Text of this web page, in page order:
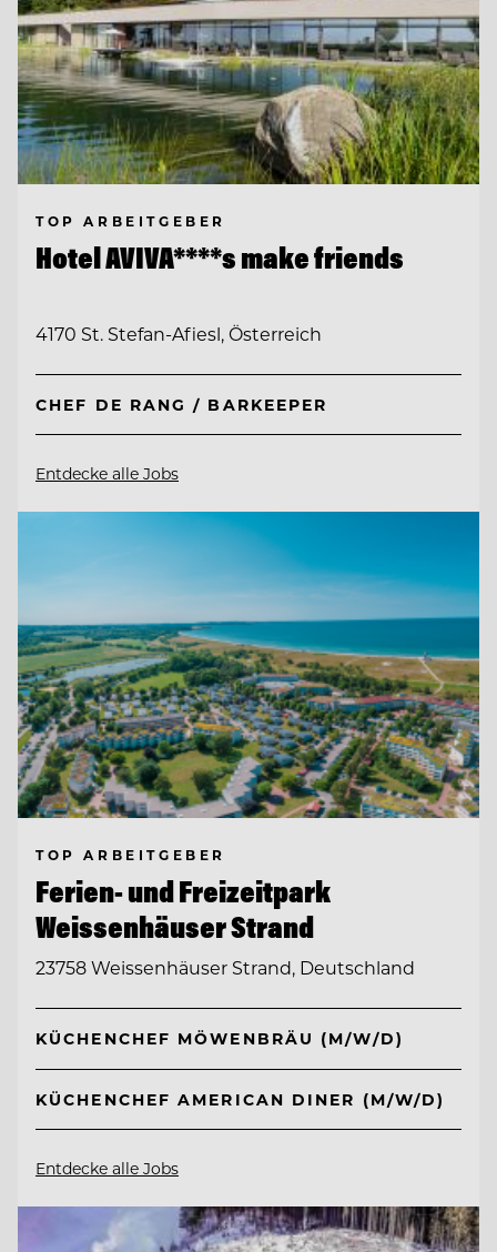
TOP ARBEITGEBER
Hotel AVIVA****s make friends
4170 St. Stefan-Afiesl, Österreich
CHEF DE RANG / BARKEEPER
Entdecke alle Jobs
TOP ARBEITGEBER
Ferien- und Freizeitpark
Weissenhäuser Strand
23758 Weissenhäuser Strand, Deutschland
KÜCHENCHEF MÖWENBRÄU (M/W/D)
KÜCHENCHEF AMERICAN DINER (M/W/D)
Entdecke alle Jobs